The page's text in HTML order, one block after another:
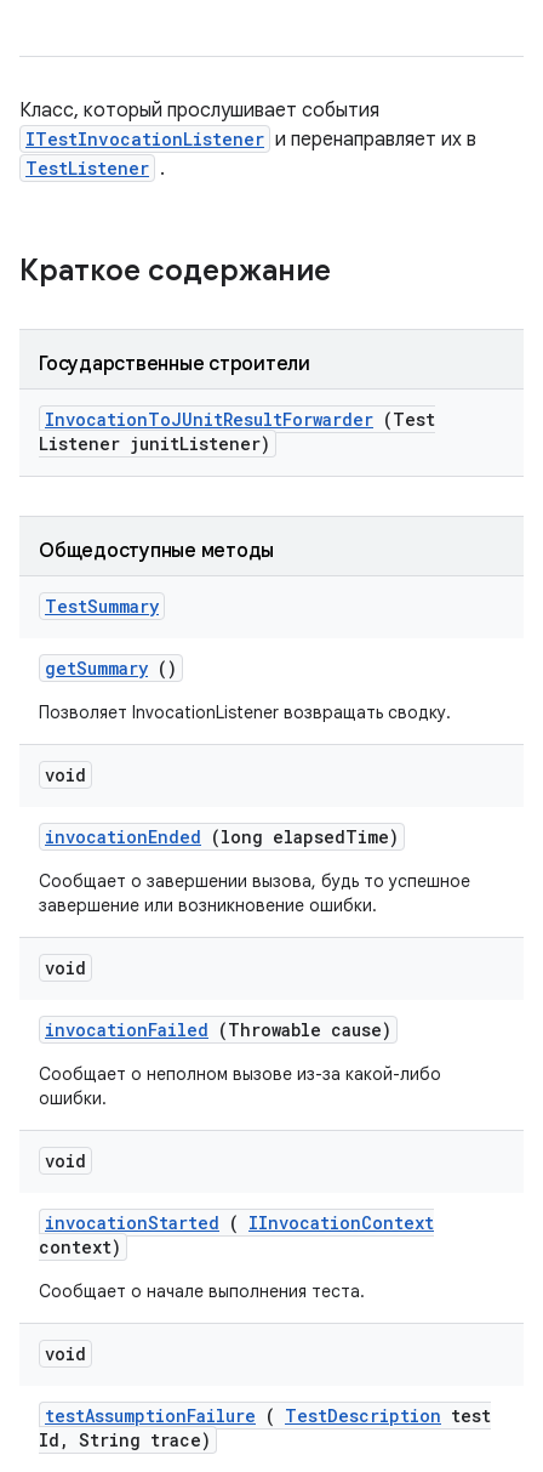
Класс, который прослушивает события
ITestInvocationListener и перенаправляет их в
TestListener .
Краткое содержание
Государственные строители
InvocationToJUnitResultForwarder (Test
Listener junitListener)
Общедоступные методы
TestSummary
getSummary ()
Позволяет InvocationListener возвращать сводку.
void
invocationEnded (long elapsedTime)
Сообщает о завершении вызова, будь то успешное
завершение или возникновение ошибки.
void
invocationFailed (Throwable cause)
Сообщает о неполном вызове из-за какой-либо
ошибки.
void
invocationStarted ( IInvocationContext
context)
Сообщает о начале выполнения теста.
void
testAssumptionFailure ( TestDescription test
Id , String trace)